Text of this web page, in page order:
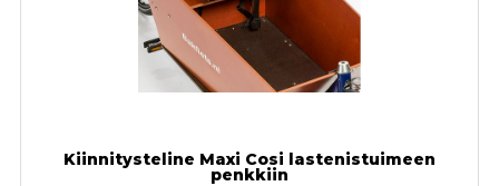
Kiinnitysteline Maxi Cosi lastenistuimeen
penkkiin